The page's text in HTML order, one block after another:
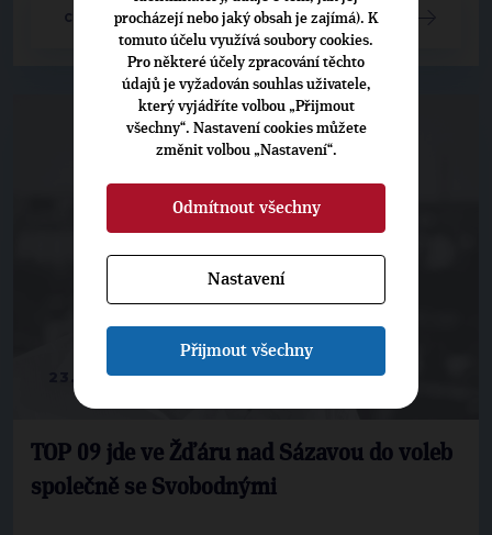
CELÝ ČLÁNEK
23. 7. 2018
TOP 09 jde ve Žďáru nad Sázavou do voleb
společně se Svobodnými
procházejí nebo jaký obsah je zajímá). K
tomuto účelu využívá soubory cookies.
Pro některé účely zpracování těchto
údajů je vyžadován souhlas uživatele,
který vyjádříte volbou „Přijmout
všechny“. Nastavení cookies můžete
změnit volbou „Nastavení“.
Odmítnout všechny
Nastavení
Přijmout všechny